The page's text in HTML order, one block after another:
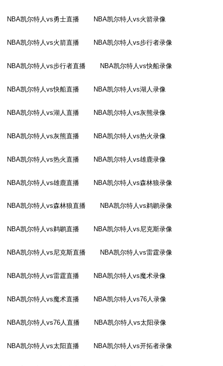
NBA凯尔特人vs勇士直播 NBA凯尔特人vs火箭录像
NBA凯尔特人vs火箭直播 NBA凯尔特人vs步行者录像
NBA凯尔特人vs步行者直播 NBA凯尔特人vs快船录像
NBA凯尔特人vs快船直播 NBA凯尔特人vs湖人录像
NBA凯尔特人vs湖人直播 NBA凯尔特人vs灰熊录像
NBA凯尔特人vs灰熊直播 NBA凯尔特人vs热火录像
NBA凯尔特人vs热火直播 NBA凯尔特人vs雄鹿录像
NBA凯尔特人vs雄鹿直播 NBA凯尔特人vs森林狼录像
NBA凯尔特人vs森林狼直播 NBA凯尔特人vs鹈鹕录像
NBA凯尔特人vs鹈鹕直播 NBA凯尔特人vs尼克斯录像
NBA凯尔特人vs尼克斯直播 NBA凯尔特人vs雷霆录像
NBA凯尔特人vs雷霆直播 NBA凯尔特人vs魔术录像
NBA凯尔特人vs魔术直播 NBA凯尔特人vs76人录像
NBA凯尔特人vs76人直播 NBA凯尔特人vs太阳录像
NBA凯尔特人vs太阳直播 NBA凯尔特人vs开拓者录像